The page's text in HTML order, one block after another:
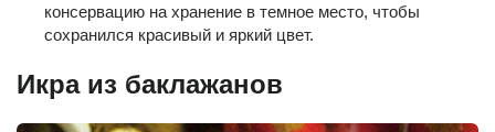
консервацию на хранение в темное место, чтобы
сохранился красивый и яркий цвет.
Икра из баклажанов